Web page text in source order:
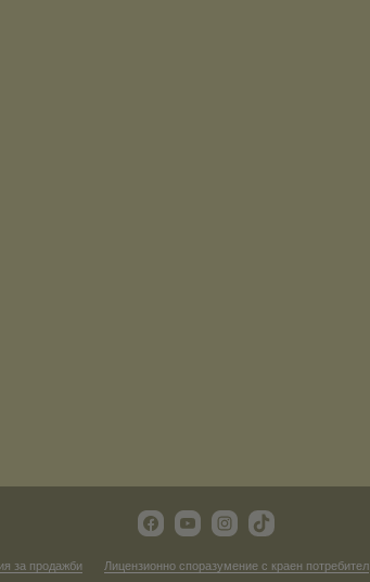
за продажби Лицензионно споразумение с краен потребител